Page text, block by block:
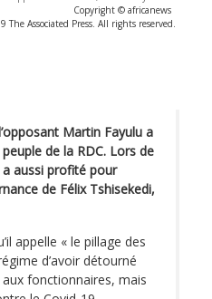
Copyright © africanews
The Associated Press. All rights reserved.
Martin Fayulu a
de la RDC. Lors de
aussi profité pour
de Félix Tshisekedi,
appelle « le pillage des
d’avoir détourné
fonctionnaires, mais